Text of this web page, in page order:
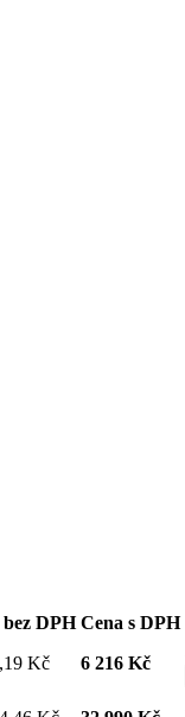
DPH Cena s DPH
Kč 6 216 Kč